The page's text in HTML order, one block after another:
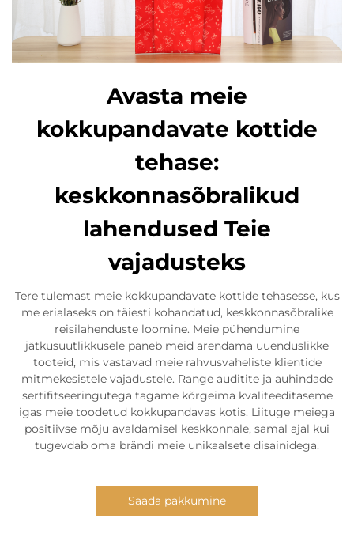
Avasta meie
kokkupandavate kottide
tehase:
keskkonnasõbralikud
lahendused Teie
vajadusteks
Tere tulemast meie kokkupandavate kottide tehasesse, kus
me erialaseks on täiesti kohandatud, keskkonnasõbralike
reisilahenduste loomine. Meie pühendumine
jätkusuutlikkusele paneb meid arendama uuenduslikke
tooteid, mis vastavad meie rahvusvaheliste klientide
mitmekesistele vajadustele. Range auditite ja auhindade
sertifitseeringutega tagame kõrgeima kvaliteeditaseme
igas meie toodetud kokkupandavas kotis. Liituge meiega
positiivse mõju avaldamisel keskkonnale, samal ajal kui
tugevdab oma brändi meie unikaalsete disainidega.
Saada pakkumine